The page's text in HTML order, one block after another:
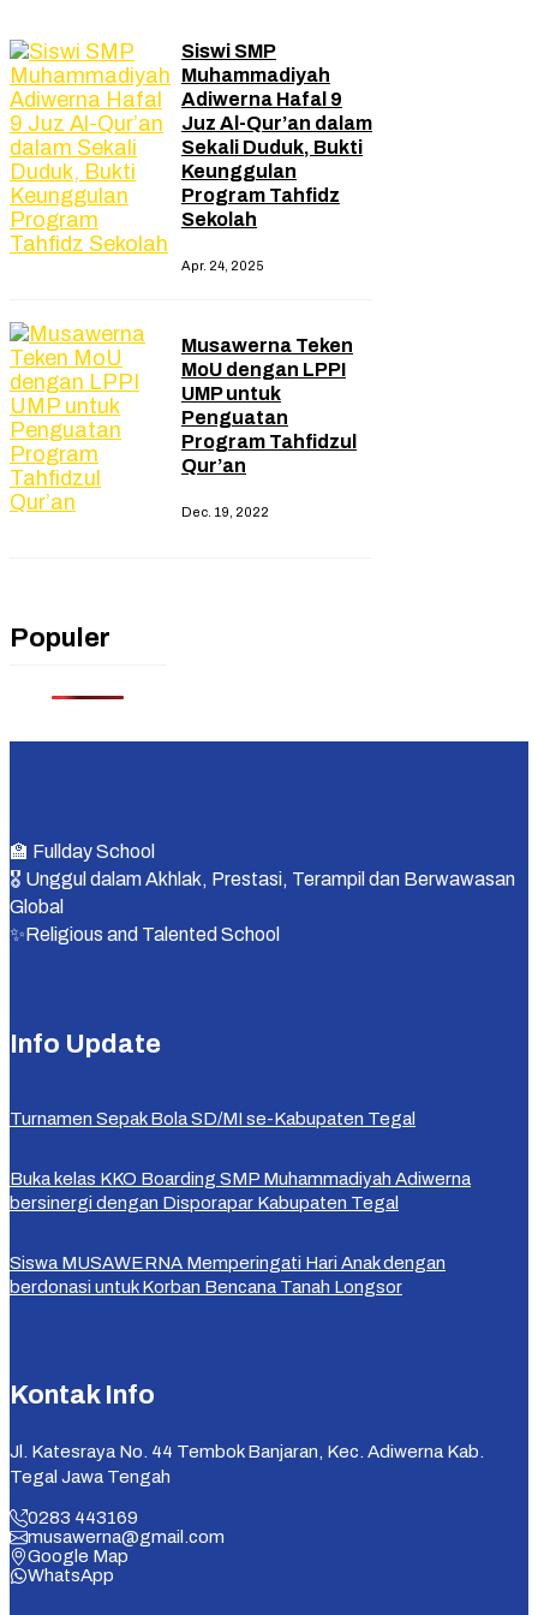
Siswi SMP
Muhammadiyah
Adiwerna Hafal 9
Juz Al-Qur’an dalam
Sekali Duduk, Bukti
Keunggulan
Program Tahfidz
Sekolah
Apr. 24, 2025
Musawerna Teken
MoU dengan LPPI
UMP untuk
Penguatan
Program Tahfidzul
Qur’an
Dec. 19, 2022
Populer
🏫 Fullday School
🎖 Unggul dalam Akhlak, Prestasi, Terampil dan Berwawasan
Global
✨Religious and Talented School
Info Update
Turnamen Sepak Bola SD/MI se-Kabupaten Tegal
Buka kelas KKO Boarding SMP Muhammadiyah Adiwerna
bersinergi dengan Disporapar Kabupaten Tegal
Siswa MUSAWERNA Memperingati Hari Anak dengan
berdonasi untuk Korban Bencana Tanah Longsor
Kontak Info
Jl. Katesraya No. 44 Tembok Banjaran, Kec. Adiwerna Kab.
Tegal Jawa Tengah
0283 443169
musawerna@gmail.com
Google Map
WhatsApp